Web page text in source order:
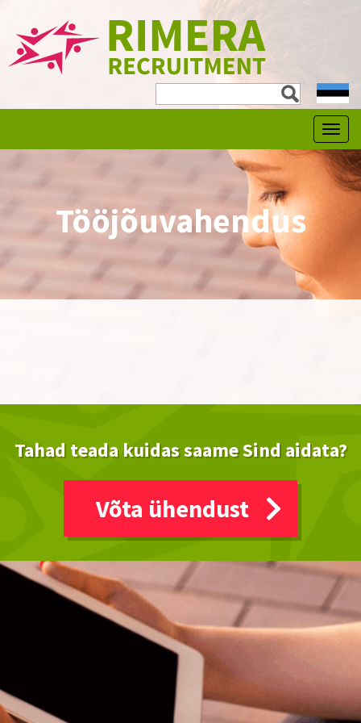
child
menu
Tööjõuvahendus
Tahad teada kuidas saame Sind aidata?
Võta ühendust